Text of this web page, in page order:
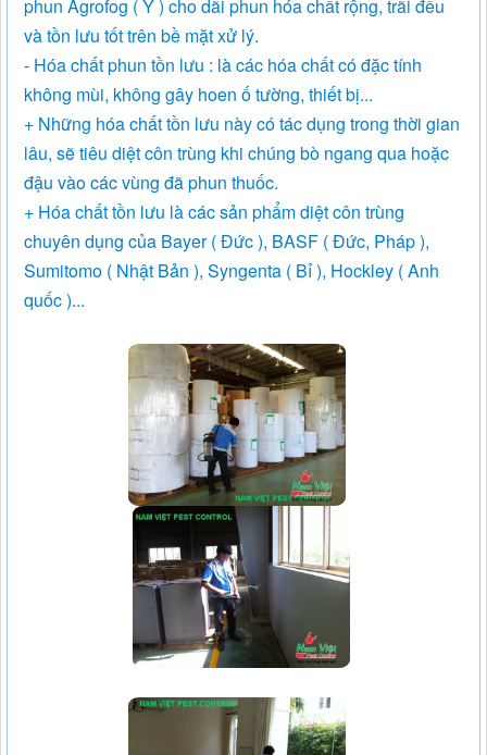
phun Agrofog ( Ý ) cho dãi phun hóa chất rộng, trãi đều
và tồn lưu tốt trên bề mặt xử lý.
- Hóa chất phun tồn lưu : là các hóa chất có đặc tính
không mùi, không gây hoen ố tường, thiết bị...
+ Những hóa chất tồn lưu này có tác dụng trong thời gian
lâu, sẽ tiêu diệt côn trùng khi chúng bò ngang qua hoặc
đậu vào các vùng đã phun thuốc.
+ Hóa chất tồn lưu là các sản phẩm diệt côn trùng
chuyên dụng của Bayer ( Đức ), BASF ( Đức, Pháp ),
Sumitomo ( Nhật Bản ), Syngenta ( Bỉ ), Hockley ( Anh
quốc )...